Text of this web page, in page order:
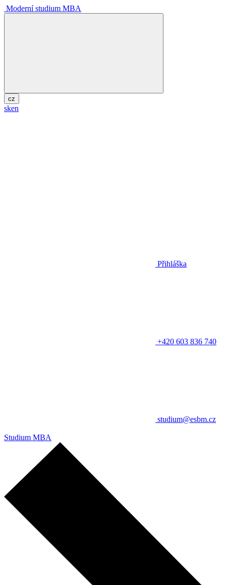
Moderní studium MBA
cz
sken
Přihláška
+420 603 836 740
studium@esbm.cz
Studium MBA